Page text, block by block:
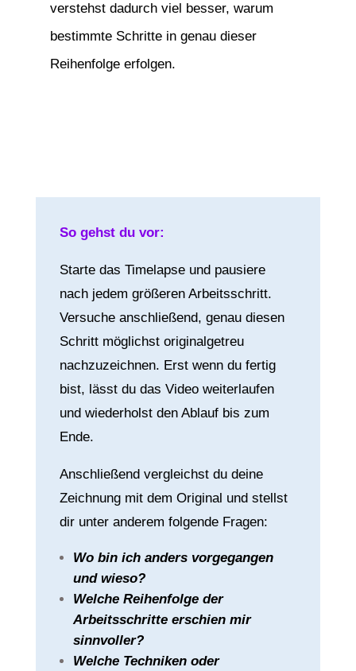
verstehst dadurch viel besser, warum
bestimmte Schritte in genau dieser
Reihenfolge erfolgen.
So gehst du vor:
Starte das Timelapse und pausiere
nach jedem größeren Arbeitsschritt.
Versuche anschließend, genau diesen
Schritt möglichst originalgetreu
nachzuzeichnen. Erst wenn du fertig
bist, lässt du das Video weiterlaufen
und wiederholst den Ablauf bis zum
Ende.
Anschließend vergleichst du deine
Zeichnung mit dem Original und stellst
dir unter anderem folgende Fragen:
Wo bin ich anders vorgegangen
und wieso?
Welche Reihenfolge der
Arbeitsschritte erschien mir
sinnvoller?
Welche Techniken oder